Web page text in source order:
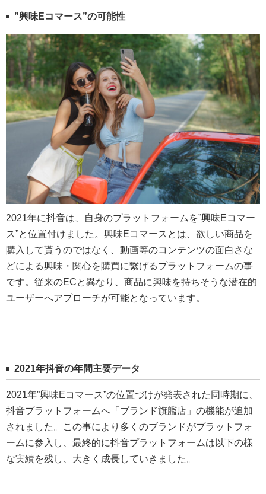
”興味Eコマース”の可能性
2021年に抖音は、自身のプラットフォームを”興味Eコマー
ス”と位置付けました。興味Eコマースとは、欲しい商品を
購入して貰うのではなく、動画等のコンテンツの面白さな
どによる興味・関心を購買に繋げるプラットフォームの事
です。従来のECと異なり、商品に興味を持ちそうな潜在的
ユーザーへアプローチが可能となっています。
2021年抖音の年間主要データ
2021年”興味Eコマース”の位置づけが発表された同時期に、
抖音プラットフォームへ「ブランド旗艦店」の機能が追加
されました。この事により多くのブランドがプラットフォ
ームに参入し、最終的に抖音プラットフォームは以下の様
な実績を残し、大きく成長していきました。